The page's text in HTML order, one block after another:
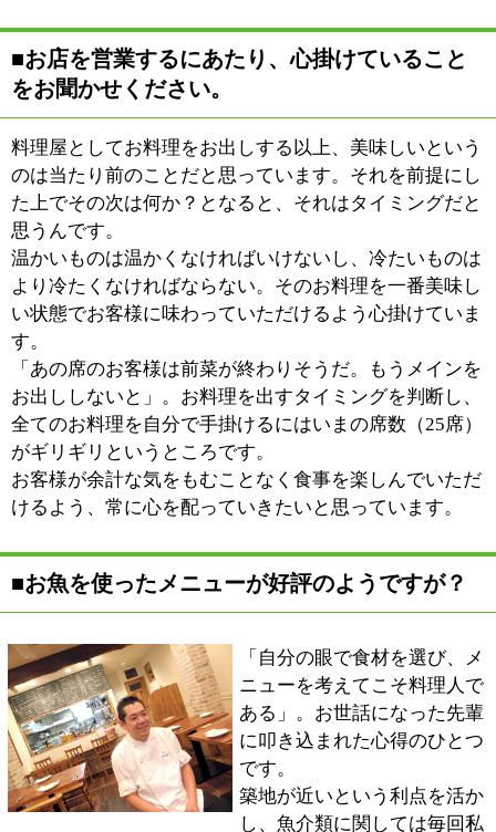
す。お客様に来店される度に違う楽しみを味わっていた
だければと考えています。
メニューも御覧にならず、「魚ちょうだい！」と頼まれ
るお客様も多くいらっしゃるんですよ。
■店名『ヴェリテ』の由来をお聞かせくださ
い。
『ヴェリテ』とはフランス語で真実ですとか、本物、本
当の、という意味になります。
嘘偽りのない、真っ当で本物のものをお客様にお出しす
るため、当店では全ての料理を出来うる限り手作りして
お出ししています。アイスクリームもそうですし、べー
コンなどもそうですね。さすがに生ハムは無理でし
た・・・。作るのに1年、2年はかかってしまいますので
（笑）。
私の名前に『真』という字が入っているということもあ
り、お店を出すならこの名前とかみさんと相談して決め
ていました。
名前に負けぬように、真っ正直で美味しいものを皆様に
ご提供していけるよう励んでいきたいと思っています。
『ビストロ・ヴェリテ』ではお手頃な価格でお料理とワ
インをお楽しみいただけます。ワインは全て私とスタッ
れている酒屋さんから仕入れたもので、一般には知られ
ていないブランドのものであっても、これは！というワ
インを取揃えております。料理と同じく、安くて良いも
のをお気軽にお楽しみいただければと思っています。
新鮮な魚介を使ったお料理はもちろん、パスタやお肉料
理など多種多様なお料理をご用意しております。全ての
お料理＆飲みきれなかったワインはお持ち帰り可能とな
っておりますので、お気軽にスタッフにお申し付けくだ